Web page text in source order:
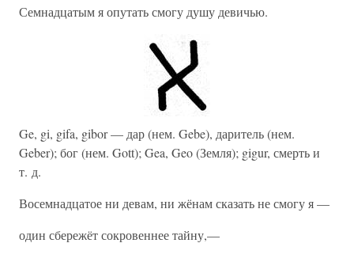
Семнадцатым я опутать смогу душу девичью.
Ge, gi, gifa, gibor — дар (нем. Gebe), даритель (нем.
Geber); бог (нем. Gott); Gea, Geo (Земля); gigur, смерть и
т. д.
Восемнадцатое ни девам, ни жёнам сказать не смогу я —
один сбережёт сокровеннее тайну,—